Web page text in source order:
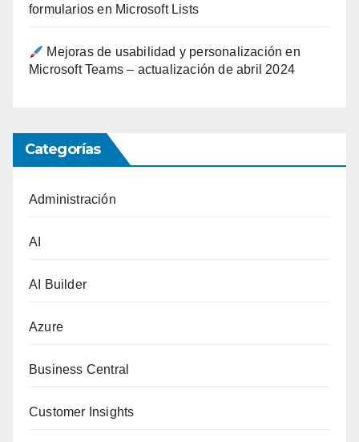
formularios en Microsoft Lists
Mejoras de usabilidad y personalización en
Microsoft Teams – actualización de abril 2024
Categorías
Administración
AI
AI Builder
Azure
Business Central
Customer Insights